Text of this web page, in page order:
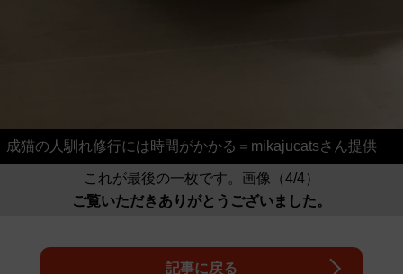
成猫の人馴れ修行には時間がかかる＝mikajucatsさん提供
これが最後の一枚です。画像（4/4）
ご覧いただきありがとうございました。
記事に戻る